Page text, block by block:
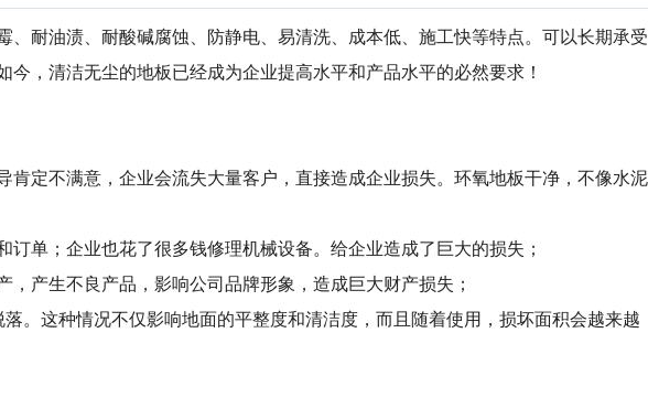
耐油渍、耐酸碱腐蚀、防静电、易清洗、成本低、施工快等特点。可以长期承受
，清洁无尘的地板已经成为企业提高水平和产品水平的必然要求！
定不满意，企业会流失大量客户，直接造成企业损失。环氧地板干净，不像水泥
单；企业也花了很多钱修理机械设备。给企业造成了巨大的损失；
产生不良产品，影响公司品牌形象，造成巨大财产损失；
。这种情况不仅影响地面的平整度和清洁度，而且随着使用，损坏面积会越来越